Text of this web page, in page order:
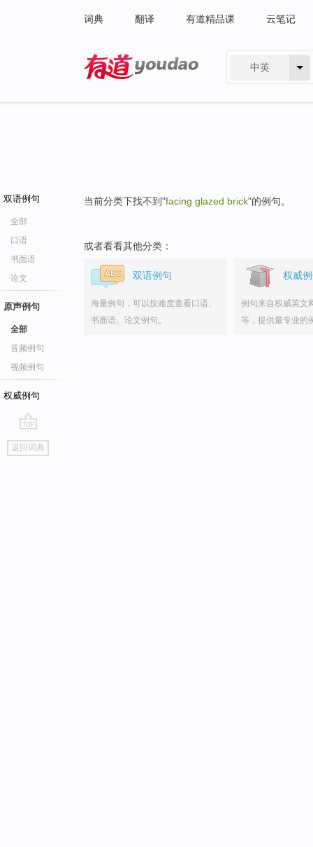
词典 翻译 有道精品课 云笔记
中英
双语例句
全部
口语
书面语
论文
原声例句
全部
音频例句
视频例句
权威例句
go
top
返回词典
当前分类下找不到"facing glazed brick"的例句。
或者看看其他分类：
双语例句
海量例句，可以按难度查看口语、
书面语、论文例句。
权威
例句来自权威英文
等，提供最专业的